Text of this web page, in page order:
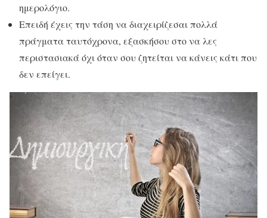
ημερολόγιο.
Επειδή έχεις την τάση να διαχειρίζεσαι πολλά
πράγματα ταυτόχρονα, εξασκήσου στο να λες
περιστασιακά όχι όταν σου ζητείται να κάνεις κάτι που
δεν επείγει.